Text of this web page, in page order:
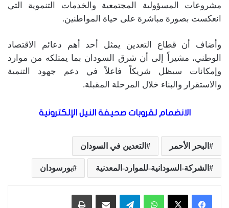
مشروعات المسؤولية المجتمعية والخدمات التنموية التي
انعكست بصورة مباشرة على حياة المواطنين.
وأضاف أن قطاع التعدين يمثل أحد أهم دعائم الاقتصاد
الوطني، مشيراً إلى أن شرق السودان بما يمتلكه من موارد
وإمكانات سيظل شريكاً فاعلاً في دعم جهود التنمية
والاستقرار والبناء خلال المرحلة المقبلة.
الانضمام لقروبات صحيفة النيل الإلكترونية
البحر الأحمر التعدين في السودان
الشركة-السودانية-للموارد-المعدنية بورسودان
واتساب تيلقرام مشاركة عبر البريد طباعة